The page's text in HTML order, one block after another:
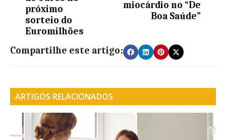
próximo
sorteio do
Euromilhões
miocárdio no “De
Boa Saúde”
Compartilhe este artigo:
ARTIGOS RELACIONADOS